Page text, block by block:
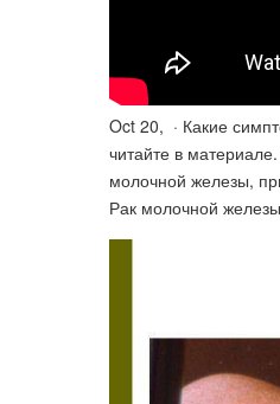
Oct 20, · Какие
читайте в
молочной железы,
Рак молочной